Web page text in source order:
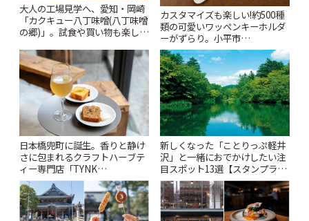
大人の工場見学へ、愛知・岡崎
「カクキュー八丁味噌(八丁味噌
の郷)」。試食や買い物も楽しみ
カスタマイズも楽しい!約500種
類の可愛いワッペンキーホルダ
ーがずらり。小平市
「Kimamaya T&K」 | ことりっ
ぷ
日本橋兜町に誕生。香りと静け
さに包まれるクラフトハーブテ
ィー専門店「TYNK
Kabutocho」 | ことりっぷ
新しくなった「ことりっぷ軽井
沢」と一緒におでかけしたい注
目スポット13選【スタンプラリ
ー開催中】 | ことりっぷ